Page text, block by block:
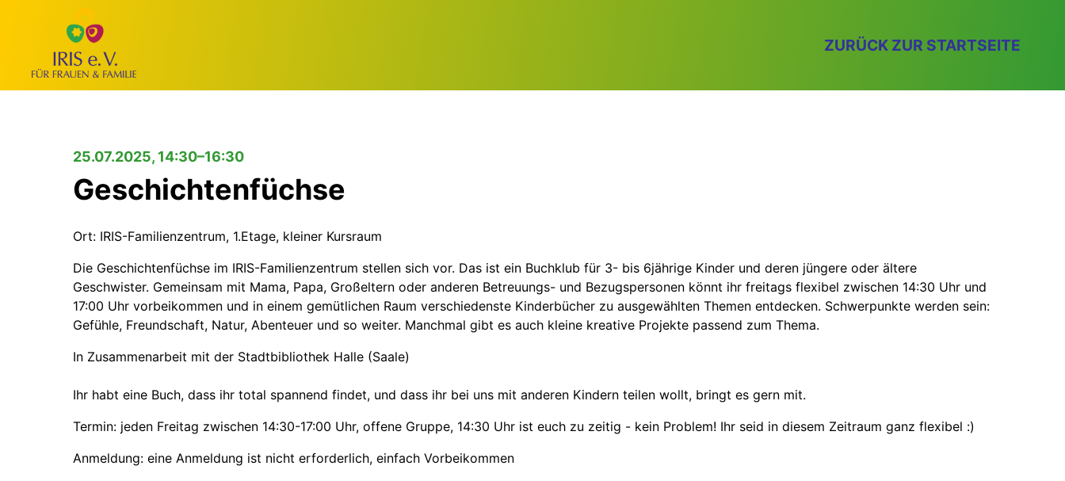
ZURÜCK ZUR STARTSEITE
25.07.2025, 14:30–16:30
Geschichtenfüchse
Ort: IRIS-Familienzentrum, 1.Etage, kleiner Kursraum
Die Geschichtenfüchse im IRIS-Familienzentrum stellen sich vor. Das ist ein Buchklub für 3- bis 6jährige Kinder und deren jüngere oder ältere
Geschwister. Gemeinsam mit Mama, Papa, Großeltern oder anderen Betreuungs- und Bezugspersonen könnt ihr freitags flexibel zwischen 14:30 Uhr und
17:00 Uhr vorbeikommen und in einem gemütlichen Raum verschiedenste Kinderbücher zu ausgewählten Themen entdecken. Schwerpunkte werden sein:
Gefühle, Freundschaft, Natur, Abenteuer und so weiter. Manchmal gibt es auch kleine kreative Projekte passend zum Thema.
In Zusammenarbeit mit der Stadtbibliothek Halle (Saale)
Ihr habt eine Buch, dass ihr total spannend findet, und dass ihr bei uns mit anderen Kindern teilen wollt, bringt es gern mit.
Termin: jeden Freitag zwischen 14:30-17:00 Uhr, offene Gruppe, 14:30 Uhr ist euch zu zeitig - kein Problem! Ihr seid in diesem Zeitraum ganz flexibel :)
Anmeldung: eine Anmeldung ist nicht erforderlich, einfach Vorbeikommen